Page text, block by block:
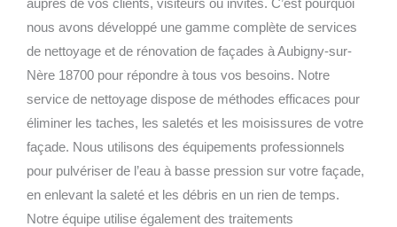
auprès de vos clients, visiteurs ou invités. C’est pourquoi
nous avons développé une gamme complète de services
de nettoyage et de rénovation de façades à Aubigny-sur-
Nère 18700 pour répondre à tous vos besoins. Notre
service de nettoyage dispose de méthodes efficaces pour
éliminer les taches, les saletés et les moisissures de votre
façade. Nous utilisons des équipements professionnels
pour pulvériser de l’eau à basse pression sur votre façade,
en enlevant la saleté et les débris en un rien de temps.
Notre équipe utilise également des traitements